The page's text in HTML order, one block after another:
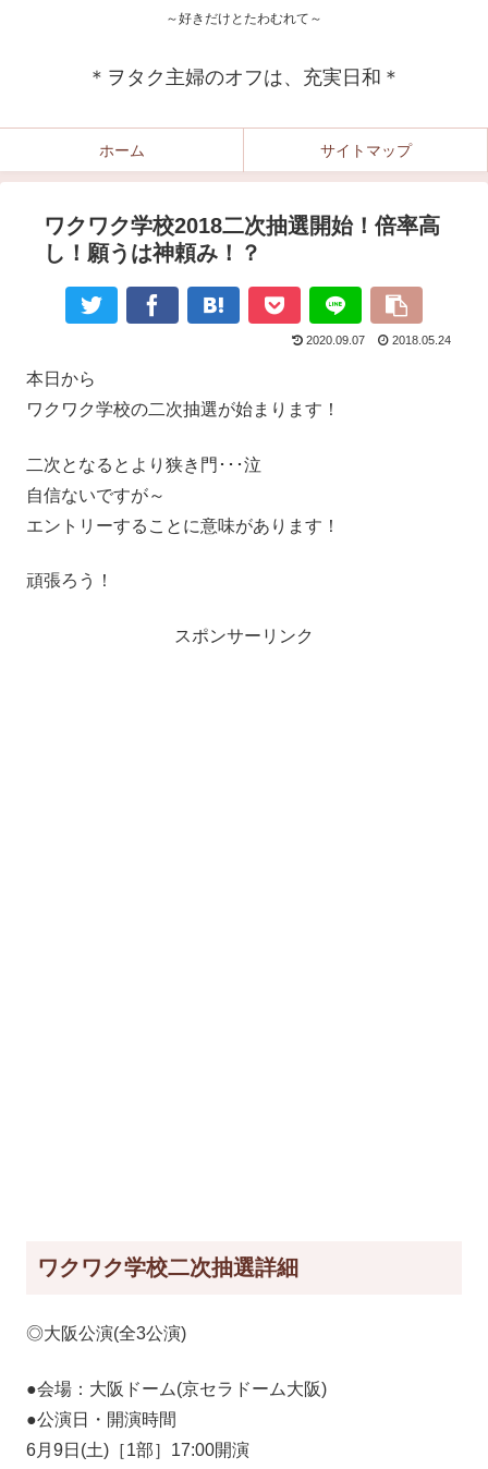
～好きだけとたわむれて～
＊ヲタク主婦のオフは、充実日和＊
ホーム サイトマップ
ワクワク学校2018二次抽選開始！倍率高
し！願うは神頼み！？
2020.09.07 2018.05.24
本日から
ワクワク学校の二次抽選が始まります！
二次となるとより狭き門･･･泣
自信ないですが～
エントリーすることに意味があります！
頑張ろう！
スポンサーリンク
ワクワク学校二次抽選詳細
◎大阪公演(全3公演)
●会場：大阪ドーム(京セラドーム大阪)
●公演日・開演時間
6月9日(土)［1部］17:00開演